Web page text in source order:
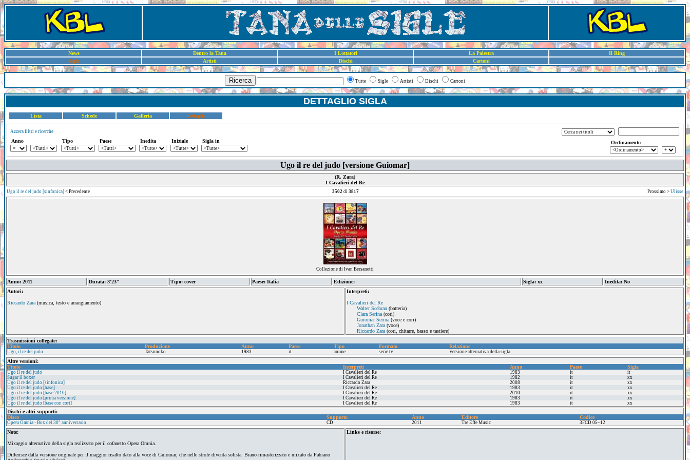
News Dentro la Tana I Lottatori La Palestra
Il Ring
Sigle
Artisti Dischi Cartoni
Ricerca Tutte Sigle Artisti Dischi Cartoni
DETTAGLIO SIGLA
Lista Schede Galleria Dettaglio
Azzera filtri e ricerche
Anno Tipo Paese Inedita Iniziale Sigla in Ordinamento
Ugo il re del judo [versione Guiomar]
(R. Zara)
I Cavalieri del Re
Ugo il re del judo [sinfonica] < Precedente 3502di 3817 Prossimo > Ulisse
Collezione di Ivan Bersanetti
Anno: 2011 Durata: 3'23" Tipo: cover Paese: Italia Edizione: Sigla: xx
Inedita: No
Autori:
Riccardo Zara (musica, testo e arrangiamento)
Interpreti:
I Cavalieri del Re
Walter Scebran (batteria)
Clara Serina (cori)
Guiomar Serina (voce e cori)
Jonathan Zara (voce)
Riccardo Zara (cori, chitarre, basso e tastiere)
Trasmissioni collegate:
Titolo
Produzione Anno Paese Tipo Formato Relazione
Ugo, il re del judo Tatsunoko 1983 it anime serie tv Versione alternativa della sigla
Altre versioni:
Titolo
Interpreti Anno Paese Sigla
Ugo il re del judo I Cavalieri del Re 1983 it
it
Sugar il boxer
I Cavalieri del Re 1982 it
xx
Ugo il re del judo [sinfonica]
Riccardo Zara 2008 it
xx
Ugo il re del judo [base]
I Cavalieri del Re 1983 it
xx
Ugo il re del judo [base 2010]
I Cavalieri del Re 2010 it
xx
Ugo il re del judo [prima versione]
I Cavalieri del Re 1983 it
xx
Ugo il re del judo [base con cori]
I Cavalieri del Re 1983 it xx
Dischi e altri supporti:
Disco
Supporto Anno Editore Codice
Opera Omnia - Box del 30° anniversario CD 2011 Tre Effe Music 3FCD 05~12
Note:
Mixaggio alternativo della sigla realizzato per il cofanetto Opera Omnia.
Differisce dalla versione originale per il maggior risalto dato alla voce di Guiomar, che nelle strofe diventa solista. Brano rimasterizzato e mixato da Fabiano
Links e risorse: